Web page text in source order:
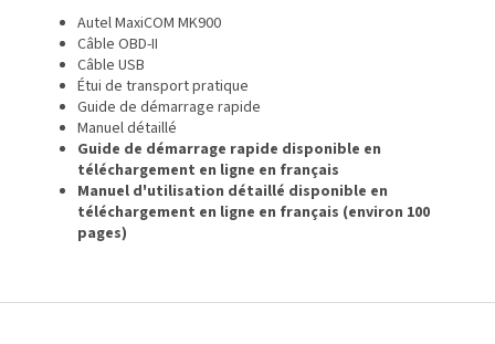
Autel MaxiCOM MK900
Câble OBD-II
Câble USB
Étui de transport pratique
Guide de démarrage rapide
Manuel détaillé
Guide de démarrage rapide disponible en
téléchargement en ligne en français
Manuel d'utilisation détaillé disponible en
téléchargement en ligne en français (environ 100
pages)